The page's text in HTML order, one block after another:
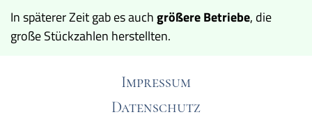
In späterer Zeit gab es auchgrößere Betriebe, die
große Stückzahlen herstellten.
Impressum
Datenschutz